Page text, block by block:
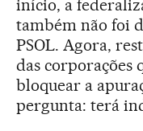
início, a
também não foi
PSOL. Agora,
das corporações
bloquear a
pergunta: terá